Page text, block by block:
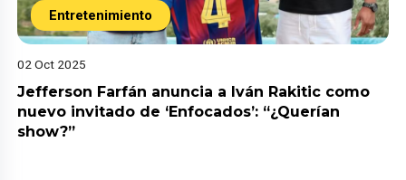
Entretenimiento
02 Oct 2025
Jefferson Farfán anuncia a Iván Rakitic como
nuevo invitado de ‘Enfocados’: “¿Querían
show?”